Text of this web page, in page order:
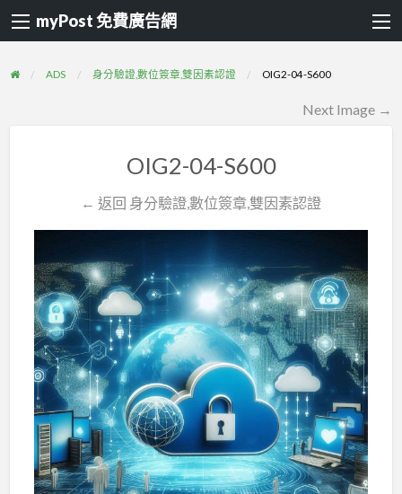
myPost 免費廣告網
ADS 身分驗證,數位簽章,雙因素認證 OIG2-04-S600
Next Image →
OIG2-04-S600
← 返回 身分驗證,數位簽章,雙因素認證